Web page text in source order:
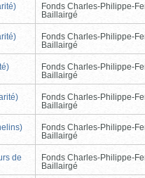
Fonds Charles-Philippe-
Baillairgé
Fonds Charles-Philippe-
Baillairgé
Fonds Charles-Philippe-
Baillairgé
Fonds Charles-Philippe-
Baillairgé
Fonds Charles-Philippe-
Baillairgé
de
Fonds Charles-Philippe-
Baillairgé